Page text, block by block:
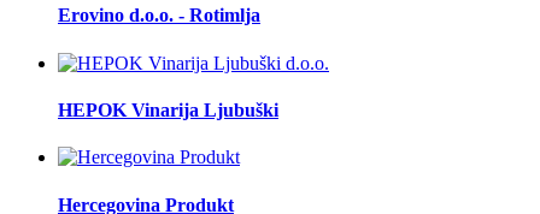
Erovino d.o.o. - Rotimlja
HEPOK Vinarija Ljubuški
Hercegovina Produkt